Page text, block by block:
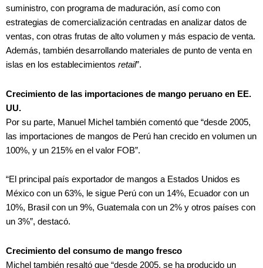
suministro, con programa de maduración, así como con
estrategias de comercialización centradas en analizar datos de
ventas, con otras frutas de alto volumen y más espacio de venta.
Además, también desarrollando materiales de punto de venta en
islas en los establecimientos retail”.
Crecimiento de las importaciones de mango peruano en EE.
UU.
Por su parte, Manuel Michel también comentó que “desde 2005,
las importaciones de mangos de Perú han crecido en volumen un
100%, y un 215% en el valor FOB”.
“El principal país exportador de mangos a Estados Unidos es
México con un 63%, le sigue Perú con un 14%, Ecuador con un
10%, Brasil con un 9%, Guatemala con un 2% y otros países con
un 3%”, destacó.
Crecimiento del consumo de mango fresco
Michel también resaltó que “desde 2005, se ha producido un